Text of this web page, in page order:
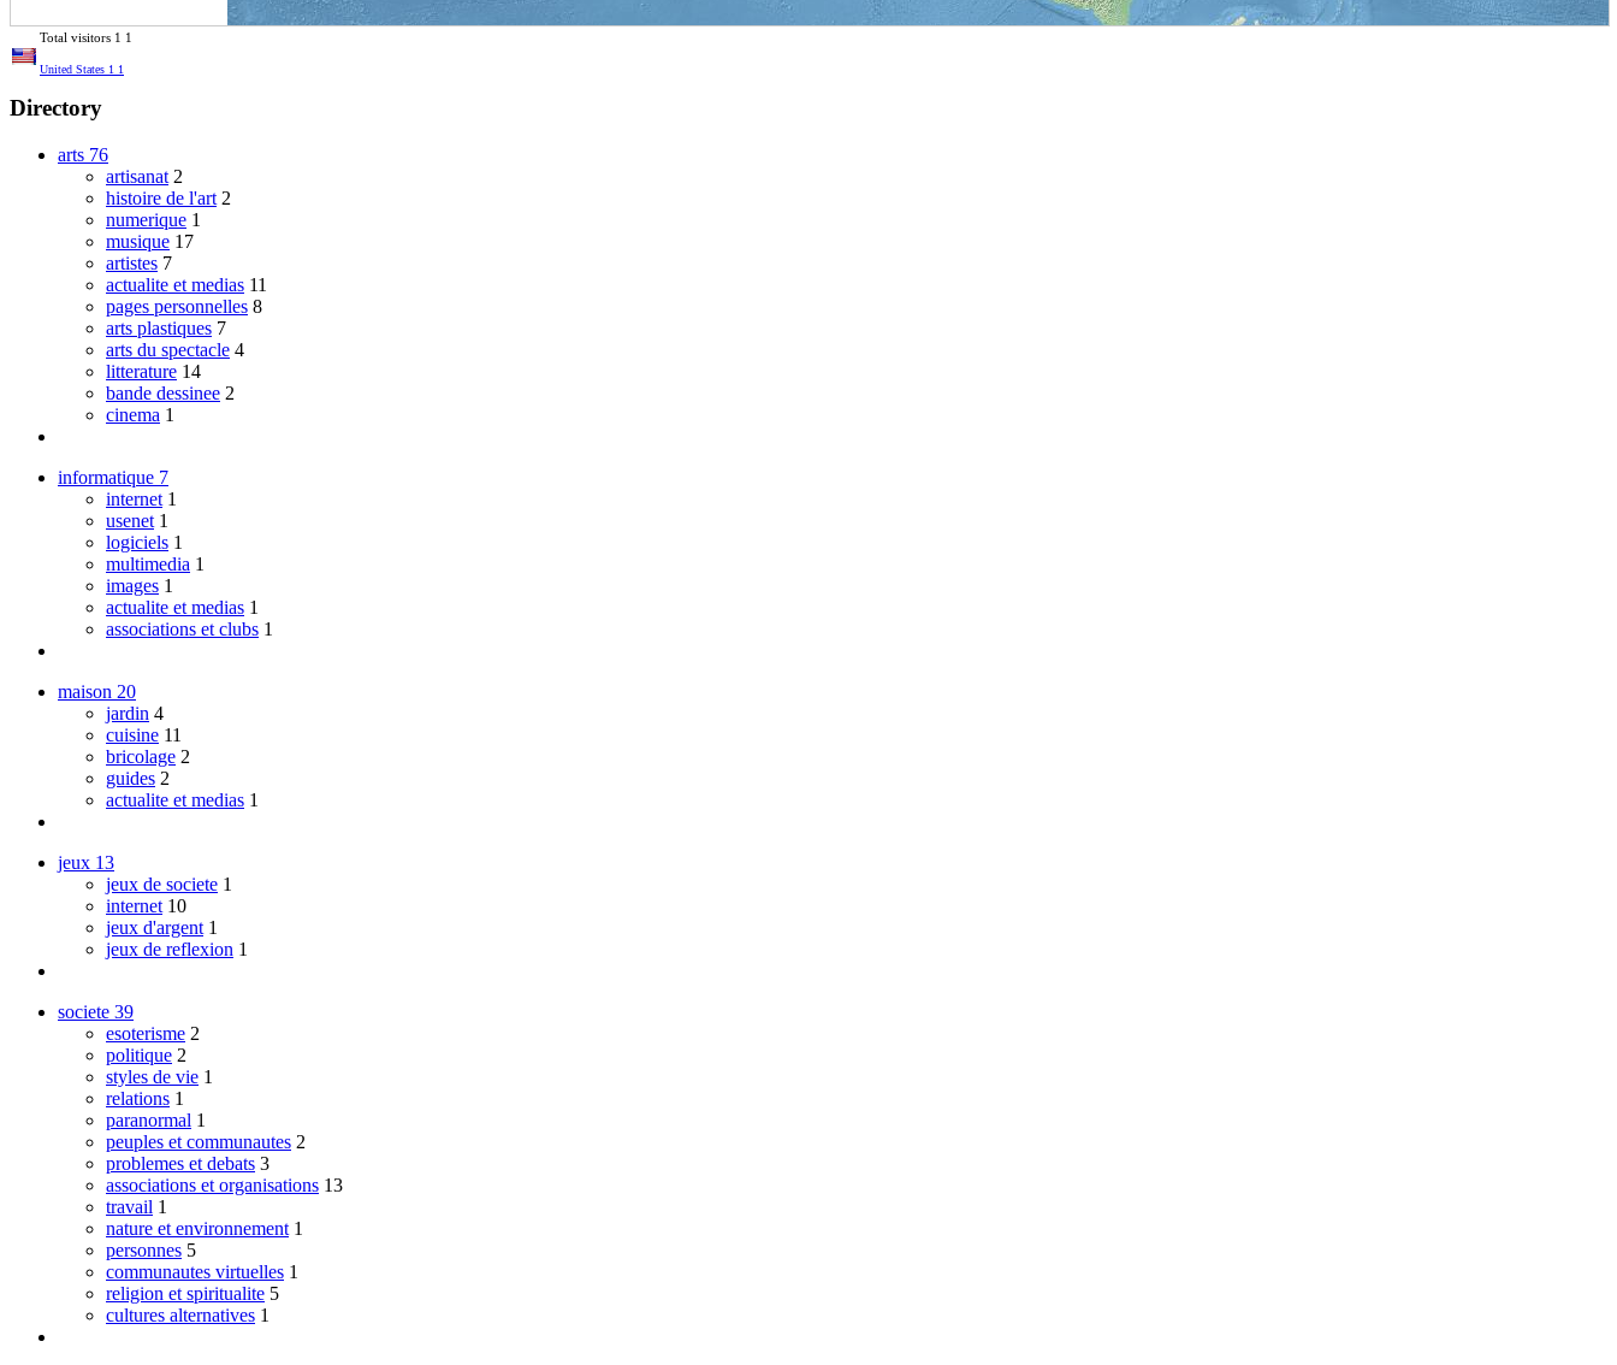
Total visitors 1 1
United States 1 1
Directory
arts 76
artisanat 2
histoire de l'art 2
numerique 1
musique 17
artistes 7
actualite et medias 11
pages personnelles 8
arts plastiques 7
arts du spectacle 4
litterature 14
bande dessinee 2
cinema 1
informatique 7
internet 1
usenet 1
logiciels 1
multimedia 1
images 1
actualite et medias 1
associations et clubs 1
maison 20
jardin 4
cuisine 11
bricolage 2
guides 2
actualite et medias 1
jeux 13
jeux de societe 1
internet 10
jeux d'argent 1
jeux de reflexion 1
societe 39
esoterisme 2
politique 2
styles de vie 1
relations 1
paranormal 1
peuples et communautes 2
problemes et debats 3
associations et organisations 13
travail 1
nature et environnement 1
personnes 5
communautes virtuelles 1
religion et spiritualite 5
cultures alternatives 1